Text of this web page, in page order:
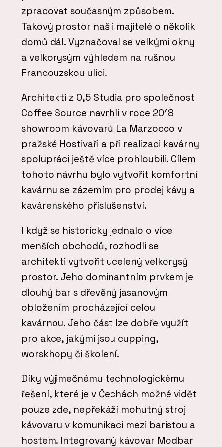
zpracovat současným způsobem.
Takový prostor našli majitelé o několik
domů dál. Vyznačoval se velkými okny
a velkorysým výhledem na rušnou
Francouzskou ulici.
Architekti z 0,5 Studia pro společnost
Coffee Source navrhli v roce 2018
showroom kávovarů La Marzocco v
pražské Hostivaři a při realizaci kavárny
spolupráci ještě více prohloubili. Cílem
tohoto návrhu bylo vytvořit komfortní
kavárnu se zázemím pro prodej kávy a
kavárenského příslušenství.
I když se historicky jednalo o více
menších obchodů, rozhodli se
architekti vytvořit ucelený velkorysý
prostor. Jeho dominantním prvkem je
dlouhý bar s dřevěný jasanovým
obložením procházející celou
kavárnou. Jeho část lze dobře využít
pro akce, jakými jsou cupping,
worskhopy či školení.
Díky výjimečnému technologickému
řešení, které je v Čechách možné vidět
pouze zde, nepřekáží mohutný stroj
kávovaru v komunikaci mezi baristou a
hostem. Integrovaný kávovar Modbar